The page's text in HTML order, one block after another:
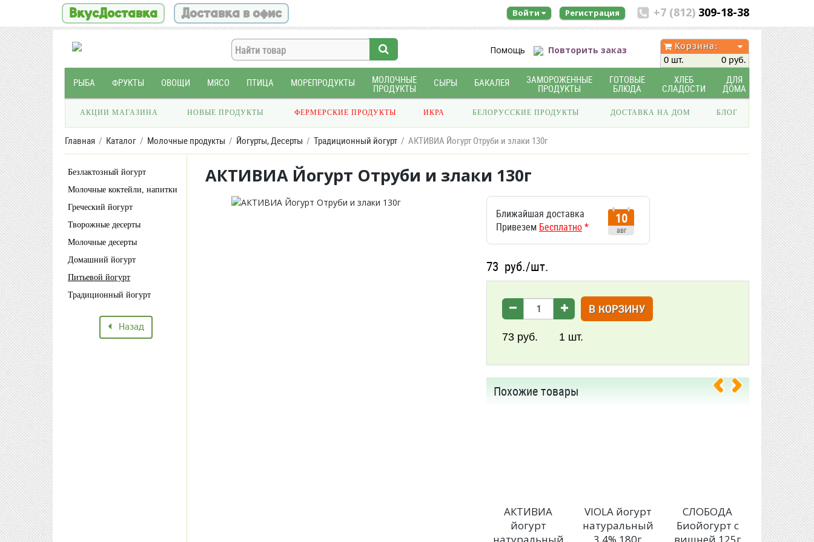
ВкусДоставка Доставка в офис +7 (812) 309-18-38
Войти Регистрация
Помощь Повторить заказ
Корзина:
0 шт.
0 руб.
РЫБА ФРУКТЫ ОВОЩИ МЯСО ПТИЦА МОРЕПРОДУКТЫ МОЛОЧНЫЕ
ПРОДУКТЫ
СЫРЫ БАКАЛЕЯ ЗАМОРОЖЕННЫЕ
ПРОДУКТЫ
ГОТОВЫЕ
БЛЮДА
ХЛЕБ
СЛАДОСТИ
ДЛЯ
ДОМА
АКЦИИ МАГАЗИНА НОВЫЕ ПРОДУКТЫ ФЕРМЕРСКИЕ ПРОДУКТЫ ИКРА БЕЛОРУССКИЕ ПРОДУКТЫ ДОСТАВКА НА ДОМ БЛОГ
Главная Каталог Молочные продукты Йогурты, Десерты Традиционный йогурт АКТИВИА Йогурт Отруби и злаки 130г
Безлактозный йогурт
Молочные коктейли, напитки
Греческий йогурт
Творожные десерты
Молочные десерты
Домашний йогурт
Питьевой йогурт
Традиционный йогурт
Назад
АКТИВИА Йогурт Отруби и злаки 130г
Ближайшая доставка
Привезем Бесплатно*
10
авг
73 руб./шт.
В КОРЗИНУ
73 руб. 1 шт.
Похожие товары
АКТИВИА
йогурт
VIOLA йогурт
натуральный
СЛОБОДА
Биойогурт с